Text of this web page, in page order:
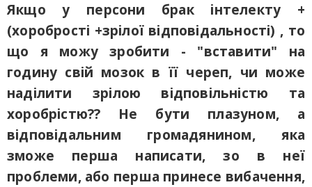
Якщо у персони брак інтелекту +
(хоробрості +зрілої відповідальності) , то
що я можу зробити - "вставити" на
годину свій мозок в її череп, чи може
наділити зрілою відповільністю та
хоробрістю?? Не бути плазуном, а
відповідальним громадянином, яка
зможе перша написати, зо в неї
проблеми, або перша принесе вибачення,